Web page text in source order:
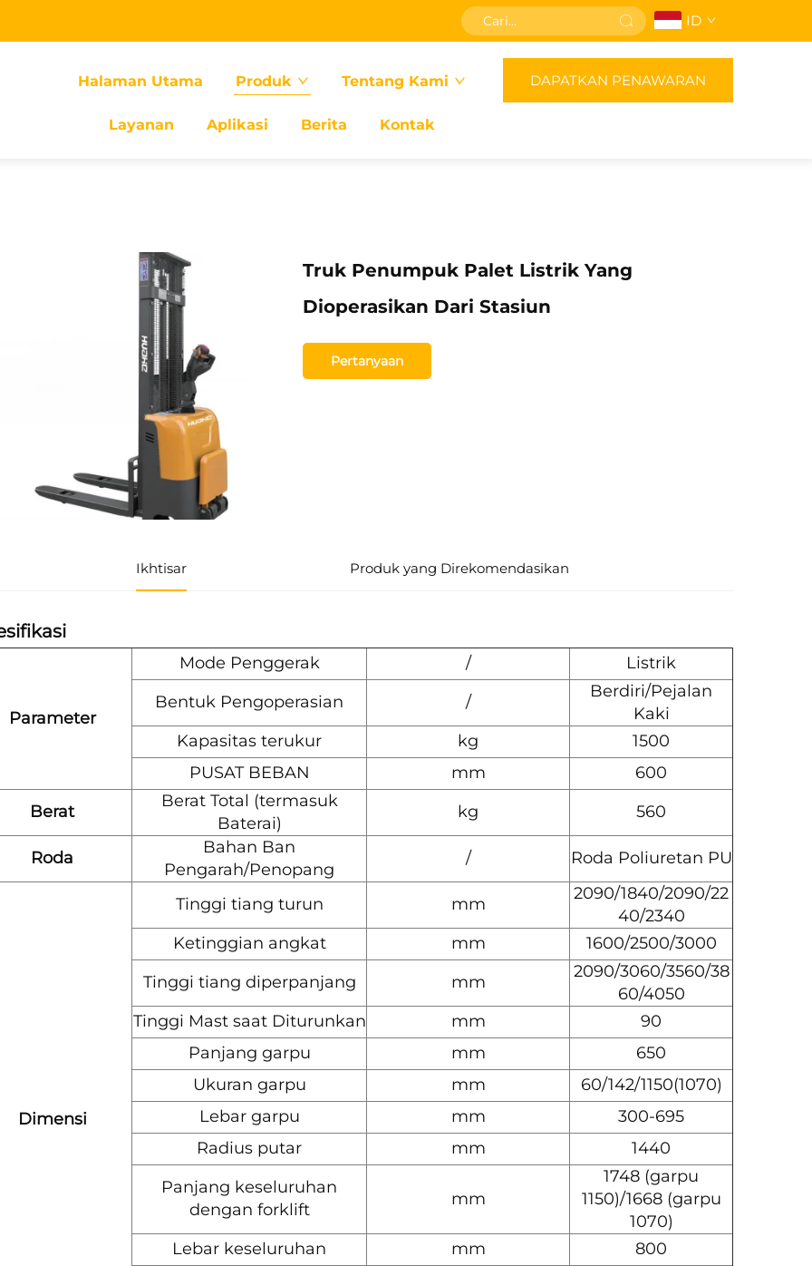
ID
Halaman Utama Produk Tentang Kami
Layanan Aplikasi Berita Kontak
DAPATKAN PENAWARAN
Truk Penumpuk Palet Listrik Yang
Dioperasikan Dari Stasiun
Pertanyaan
Ikhtisar Produk yang Direkomendasikan
Parameter
Mode Penggerak /
Listrik
Bentuk Pengoperasian
/
Berdiri/Pejalan
Kaki
Kapasitas terukur
kg
1500
PUSAT BEBAN
mm
600
Berat
Berat Total (termasuk
Baterai)
kg 560
Roda
Bahan Ban
Pengarah/Penopang
/ Roda Poliuretan PU
Dimensi
Tinggi tiang turun mm
2090/1840/2090/22
40/2340
Ketinggian angkat
mm
1600/2500/3000
Tinggi tiang diperpanjang
mm
2090/3060/3560/38
60/4050
Tinggi Mast saat Diturunkan
mm
90
Panjang garpu
mm
650
Ukuran garpu
mm
60/142/1150(1070)
Lebar garpu
mm
300-695
Radius putar
mm
1440
Panjang keseluruhan
dengan forklift
mm
1748 (garpu
1150)/1668 (garpu
1070)
Lebar keseluruhan
mm
800